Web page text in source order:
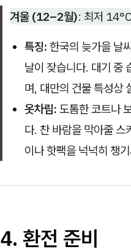
겨울 (12–2월): 최저
특징: 한국의 늦가을 날
날이 잦습니다. 대기 중
며, 대만의 건물 특성상
옷차림: 도톰한 코트나
다. 찬 바람을 막아줄 스
이나 핫팩을 넉넉히 챙
4. 환전 준비